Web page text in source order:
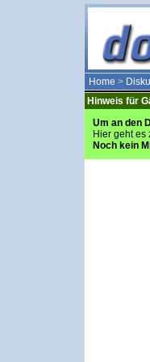
Home >
Hinweis für
Um an den
Hier geht es
Noch kein